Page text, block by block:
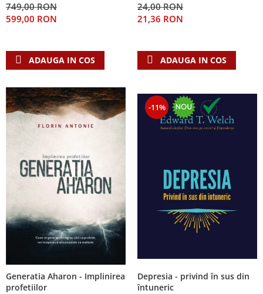
Teologie
Dogmatica
Misiune
Viata crestina
Contemporaneitate
Diverse
Lupta Spirituala
Schimbarea caracterului
Suferinta
Viata din belsug
Viata de zi cu zi
Despre afaceri
Dezvoltare personala
749,00 RON
599,00 RON
ADAUGA IN COS
24,00 RON
21,36 RON
ADAUGA IN COS
Generatia Aharon - Implinirea
profetiilor
-11%
Depresia - privind în sus din
întuneric